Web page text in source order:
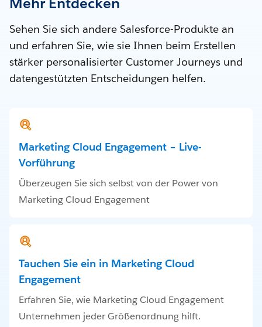
Sehen Sie sich andere Salesforce-Produkte an
und erfahren Sie, wie sie Ihnen beim Erstellen
stärker personalisierter Customer Journeys und
datengestützten Entscheidungen helfen.
Marketing Cloud Engagement – Live-
Vorführung
Überzeugen Sie sich selbst von der Power von
Marketing Cloud Engagement
Tauchen Sie ein in Marketing Cloud
Engagement
Erfahren Sie, wie Marketing Cloud Engagement
Unternehmen jeder Größenordnung hilft.